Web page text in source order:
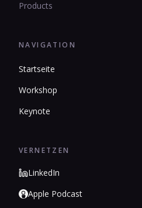
Products
NAVIGATION
Startseite
Workshop
Keynote
VERNETZEN
LinkedIn
Apple Podcast